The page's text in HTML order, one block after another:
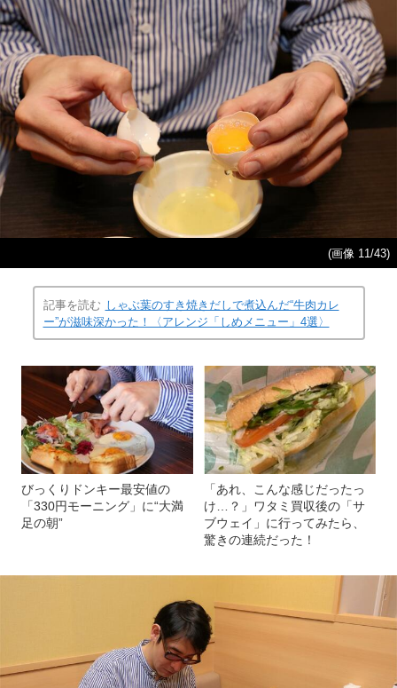
(画像 11/43)
記事を読む しゃぶ葉のすき焼きだしで煮込んだ“牛肉カレ
ー”が滋味深かった！〈アレンジ「しめメニュー」4選〉
びっくりドンキー最安値の
「330円モーニング」に“大満
足の朝”
「あれ、こんな感じだったっ
け…？」ワタミ買収後の「サ
ブウェイ」に行ってみたら、
驚きの連続だった！